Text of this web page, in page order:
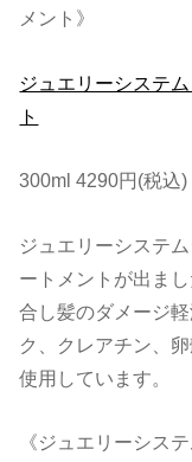
メント》
ジュエリーシステ
ト
300ml 4290円(税込)
ジュエリーシステ
ートメントが出ま
合し髪のダメージ
ク、クレアチン、
使用しています。
《ジュエリーシス